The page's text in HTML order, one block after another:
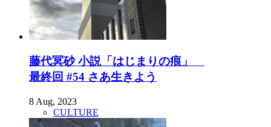
藤代冥砂 小説「はじまりの痕」
最終回 #54 さあ生きよう
8 Aug, 2023
CULTURE